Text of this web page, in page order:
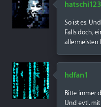
hatschi123
So ist es.
Falls doch,
allermeisten
hdfan1
Bitte immer
Und evtl.